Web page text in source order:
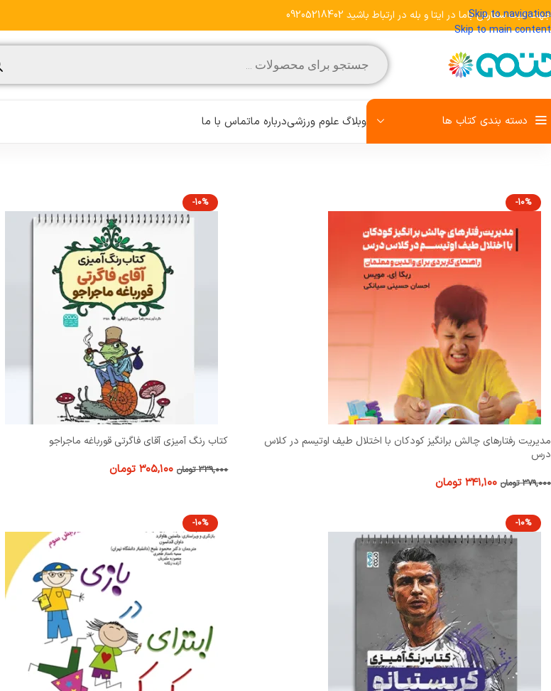
Skip to navigation
Skip to main content
جهت ثبت سفارش باما در ایتا و بله در ارتباط باشید 09205218402
دسته بندی کتاب ها وبلاگ علوم ورزشیدرباره ماتماس با ما
-10%
مدیریت رفتارهای چالش ‌برانگیز کودکان با اختلال طیف اوتیسم در کلاس
درس
۳۷۹,۰۰۰ تومان ۳۴۱,۱۰۰ تومان
-10%
کتاب رنگ آمیزی آقای فاگرتی قورباغه ماجراجو
۳۳۹,۰۰۰ تومان ۳۰۵,۱۰۰ تومان
-10%
-10%